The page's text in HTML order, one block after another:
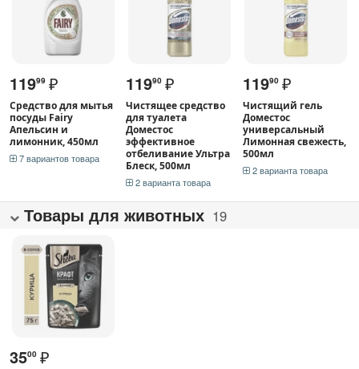
11999 ₽
Средство для мытья
посуды Fairy
Апельсин и
лимонник, 450мл
7 вариантов товара
11990 ₽
Чистящее средство
для туалета
Доместос
эффективное
отбеливание Ультра
Блеск, 500мл
2 варианта товара
11990 ₽
Чистящий гель
Доместос
универсальный
Лимонная свежесть,
500мл
2 варианта товара
Товары для животных 19
3500 ₽